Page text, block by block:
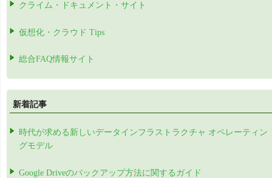
クライム・ドキュメント・サイト
仮想化・クラウド Tips
総合FAQ情報サイト
新着記事
時代が求める新しいデータインフラストラクチャ オペレーティン
グモデル
Google Driveのバックアップ方法に関するガイド